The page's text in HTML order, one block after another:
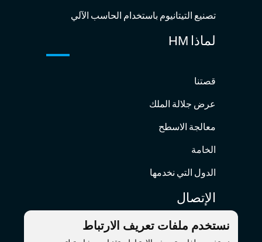
نستخدم ملفات تعريف الارتباط
تصنيع التيتانيوم باستخدام الحاسب الآلي
لماذا HM
قصتنا
عرض جلالة الملك
معالجة الاسطح
الخامة
الدول التي نخدمها
الإتصال
hm@hmaking.com